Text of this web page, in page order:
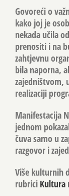
Govoreći o
kako joj je
nekada učila
prenositi i na
zahtjevnu
bila naporna,
zajedništvom,
realizaciji
Manifestacija
jednom
čuva samo u
razgovor i
Više kulturnih
rubrici Kultura